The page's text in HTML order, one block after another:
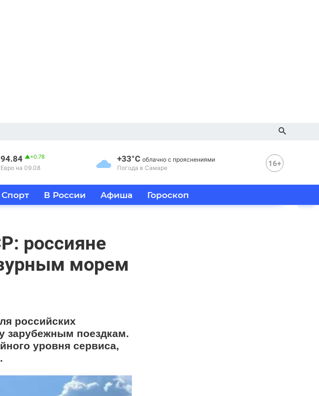
94.84 ▲+0.78
Евро на 09.08
+33°C облачно с прояснениями
Погода в Самаре
16+
Спорт В России Афиша Гороскоп
россияне
морем
российских
зарубежным поездкам.
уровня сервиса,